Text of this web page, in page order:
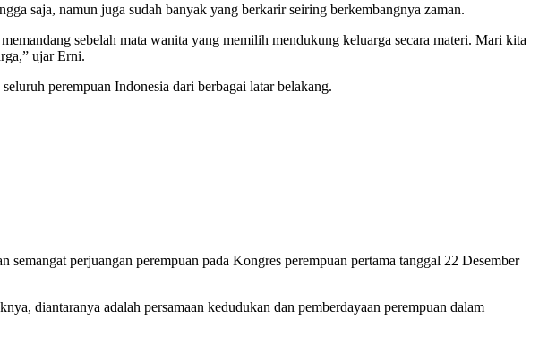
saja, namun juga sudah banyak yang berkarir seiring berkembangnya zaman.
sebelah mata wanita yang memilih mendukung keluarga secara materi. Mari kita
ujar Erni.
perempuan Indonesia dari berbagai latar belakang.
perjuangan perempuan pada Kongres perempuan pertama tanggal 22 Desember
diantaranya adalah persamaan kedudukan dan pemberdayaan perempuan dalam